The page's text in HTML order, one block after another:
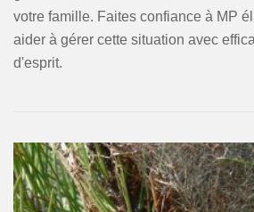
votre famille. Faites confiance à MP
aider à gérer cette situation avec
d'esprit.